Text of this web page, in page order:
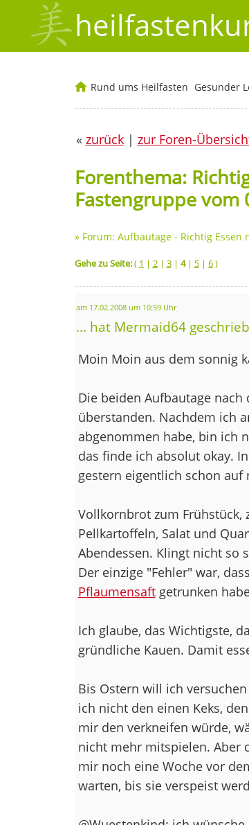
Rund ums Heilfasten Gesunder
« zurück| zur Foren-
Forenthema:
Fastengruppe vom
» Forum: Aufbautage - Richtig Essen
Gehe zu Seite:( 1 | 2| 3| 4| 5| 6)
am 17.02.2008 um 10:59 Uhr
... hat Mermaid64
Moin Moin aus dem sonnig
Die beiden Aufbautage nach
überstanden. Nachdem ich
abgenommen habe, bin ich
das finde ich absolut okay.
gestern eigentlich schon
Vollkornbrot zum Frühstück,
Pellkartoffeln, Salat und
Abendessen. Klingt nicht so
Der einzige "Fehler" war,
Pflaumensaftgetrunken
Ich glaube, das Wichtigste,
gründliche Kauen. Damit
Bis Ostern will ich
ich nicht den einen Keks,
mir den verkneifen würde,
nicht mehr mitspielen. Aber
mir noch eine Woche vor
warten, bis sie verspeist